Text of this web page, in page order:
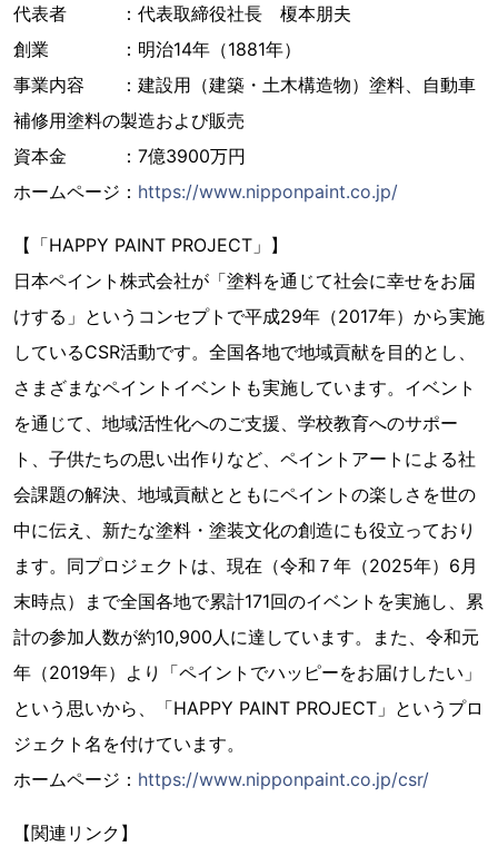
代表者 ：代表取締役社長 榎本朋夫
創業 ：明治14年（1881年）
事業内容 ：建設用（建築・土木構造物）塗料、自動車
補修用塗料の製造および販売
資本金 ：7億3900万円
ホームページ： https://www.nipponpaint.co.jp/
【「HAPPY PAINT PROJECT」】
日本ペイント株式会社が「塗料を通じて社会に幸せをお届
けする」というコンセプトで平成29年（2017年）から実施
しているCSR活動です。全国各地で地域貢献を目的とし、
さまざまなペイントイベントも実施しています。イベント
を通じて、地域活性化へのご支援、学校教育へのサポー
ト、子供たちの思い出作りなど、ペイントアートによる社
会課題の解決、地域貢献とともにペイントの楽しさを世の
中に伝え、新たな塗料・塗装文化の創造にも役立っており
ます。同プロジェクトは、現在（令和７年（2025年）6月
末時点）まで全国各地で累計171回のイベントを実施し、累
計の参加人数が約10,900人に達しています。また、令和元
年（2019年）より「ペイントでハッピーをお届けしたい」
という思いから、「HAPPY PAINT PROJECT」というプロ
ジェクト名を付けています。
ホームページ： https://www.nipponpaint.co.jp/csr/
【関連リンク】